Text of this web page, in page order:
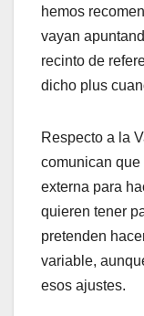
hemos
vayan
recinto de
dicho plus
Respecto a la
comunican que
externa para
quieren tener
pretenden
variable,
esos ajustes.